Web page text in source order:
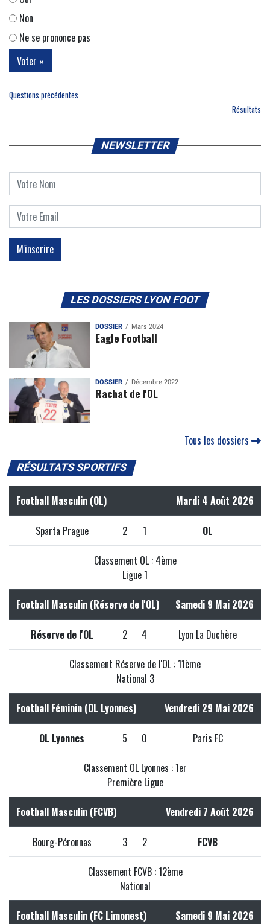
Non
Ne se prononce pas
Questions précédentes
Résultats
NEWSLETTER
LES DOSSIERS LYON FOOT
DOSSIER Mars 2024
Eagle Football
DOSSIER Décembre 2022
Rachat de l'OL
Tous les dossiers
RÉSULTATS SPORTIFS
Football Masculin (OL) Mardi 4 Août 2026
Sparta Prague 2 1 OL
Classement OL : 4ème
Ligue 1
Football Masculin (Réserve de l'OL) Samedi 9 Mai 2026
Réserve de l'OL 2 4 Lyon La Duchère
Classement Réserve de l'OL : 11ème
National 3
Football Féminin (OL Lyonnes) Vendredi 29 Mai 2026
OL Lyonnes 5 0 Paris FC
Classement OL Lyonnes : 1er
Première Ligue
Football Masculin (FCVB) Vendredi 7 Août 2026
Bourg-Péronnas 3 2 FCVB
Classement FCVB : 12ème
National
Football Masculin (FC Limonest) Samedi 9 Mai 2026